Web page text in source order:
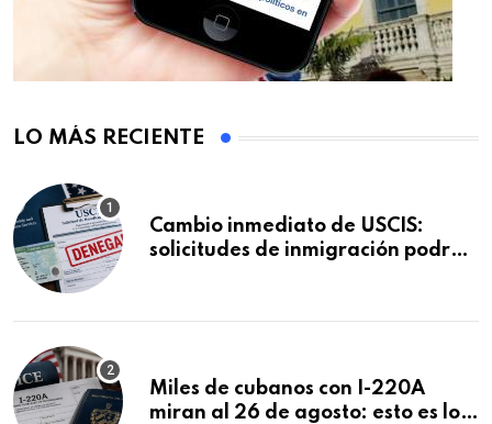
LO MÁS RECIENTE
Cambio inmediato de USCIS:
solicitudes de inmigración podrán
Miles de cubanos con I-220A
miran al 26 de agosto: esto es lo